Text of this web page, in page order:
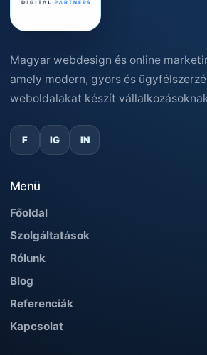
Magyar webdesign és online
amely modern, gyors és
weboldalakat készít
F IG IN
Menü
Főoldal
Szolgáltatások
Rólunk
Blog
Referenciák
Kapcsolat